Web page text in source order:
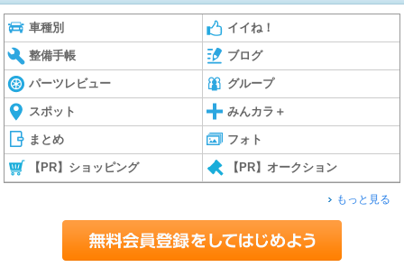
車種別 イイね！
整備手帳 ブログ
パーツレビュー グループ
スポット みんカラ＋
まとめ フォト
【PR】ショッピング 【PR】オークション
もっと見る